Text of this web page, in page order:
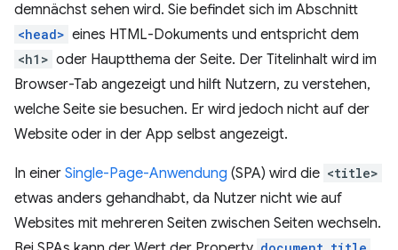
demnächst sehen wird. Sie befindet sich im Abschnitt
<head> eines HTML-Dokuments und entspricht dem
<h1> oder Hauptthema der Seite. Der Titelinhalt wird im
Browser-Tab angezeigt und hilft Nutzern, zu verstehen,
welche Seite sie besuchen. Er wird jedoch nicht auf der
Website oder in der App selbst angezeigt.
In einer Single-Page-Anwendung (SPA) wird die <title>
etwas anders gehandhabt, da Nutzer nicht wie auf
Websites mit mehreren Seiten zwischen Seiten wechseln.